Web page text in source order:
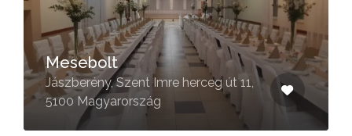
Mesebolt
Jászberény, Szent Imre herceg út 11,
5100 Magyarország